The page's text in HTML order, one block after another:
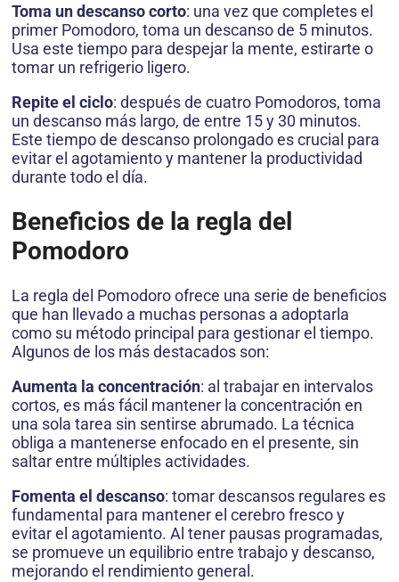
Toma un descanso corto: una vez que completes el
primer Pomodoro, toma un descanso de 5 minutos.
Usa este tiempo para despejar la mente, estirarte o
tomar un refrigerio ligero.
Repite el ciclo: después de cuatro Pomodoros, toma
un descanso más largo, de entre 15 y 30 minutos.
Este tiempo de descanso prolongado es crucial para
evitar el agotamiento y mantener la productividad
durante todo el día.
Beneficios de la regla del
Pomodoro
La regla del Pomodoro ofrece una serie de beneficios
que han llevado a muchas personas a adoptarla
como su método principal para gestionar el tiempo.
Algunos de los más destacados son:
Aumenta la concentración: al trabajar en intervalos
cortos, es más fácil mantener la concentración en
una sola tarea sin sentirse abrumado. La técnica
obliga a mantenerse enfocado en el presente, sin
saltar entre múltiples actividades.
Fomenta el descanso: tomar descansos regulares es
fundamental para mantener el cerebro fresco y
evitar el agotamiento. Al tener pausas programadas,
se promueve un equilibrio entre trabajo y descanso,
mejorando el rendimiento general.